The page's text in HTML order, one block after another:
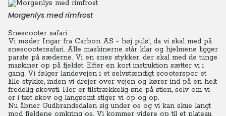
Morgenlys med rimfrost
Snescooter safari
Vi møder Ingar fra Carbon AS - høj puls!, da vi skal med på
snescootersafari. Alle maskinerne står klar og hjelmene ligger
parate på sæderne. Vi en snes stykker, der skal med de tunge
maskiner op på fjeldet. Efter en kort instruktion sætter vi i
gang. Vi følger landevejen i et selvstændigt scooterspor et
lille stykke, inden vi drejer over vejen og kører ind på en helt
fredelig skovsti. Her er tilstrækkelig sne på stien, selv om vi
er i tæt skov og langsomt stiger vi op og op.
Nu åbner Gudbrandsdalen sig under os og vi kan skue langt
mod fjeldene omkring os. Vi kommer videre op til et plateau,